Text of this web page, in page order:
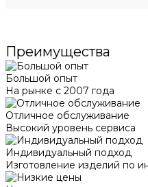
Преимущества
Большой опыт
На рынке с 2007 года
Отличное обслуживание
Высокий уровень сервиса
Индивидуальный подход
Изготовление изделий по